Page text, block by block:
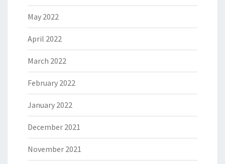
May 2022
April 2022
March 2022
February 2022
January 2022
December 2021
November 2021